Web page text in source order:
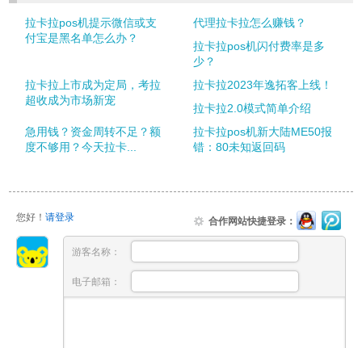
拉卡拉pos机提示微信或支
付宝是黑名单怎么办？
代理拉卡拉怎么赚钱？
拉卡拉pos机闪付费率是多
少？
拉卡拉上市成为定局，考拉
超收成为市场新宠
拉卡拉2023年逸拓客上线！
拉卡拉2.0模式简单介绍
急用钱？资金周转不足？额
度不够用？今天拉卡...
拉卡拉pos机新大陆ME50报
错：80未知返回码
您好！ 请登录 合作网站快捷登录：
游客名称：
电子邮箱：